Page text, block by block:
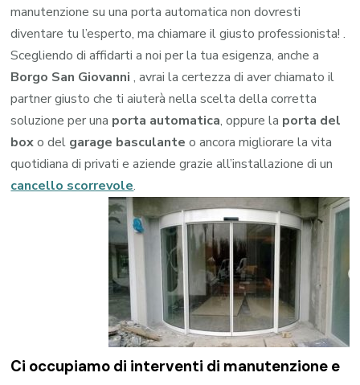
manutenzione su una porta automatica non dovresti
diventare tu l’esperto, ma chiamare il giusto professionista! .
Scegliendo di affidarti a noi per la tua esigenza, anche a
Borgo San Giovanni, avrai la certezza di aver chiamato il
partner giusto che ti aiuterà nella scelta della corretta
soluzione per una porta automatica, oppure la porta del
boxo del garage basculante o ancora migliorare la vita
quotidiana di privati e aziende grazie all’installazione di un
cancello scorrevole.
Ci occupiamo di interventi di manutenzione e